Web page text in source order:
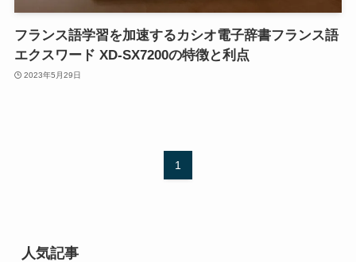
フランス語学習を加速するカシオ電子辞書フランス語
エクスワード XD-SX7200の特徴と利点
2023年5月29日
1
人気記事